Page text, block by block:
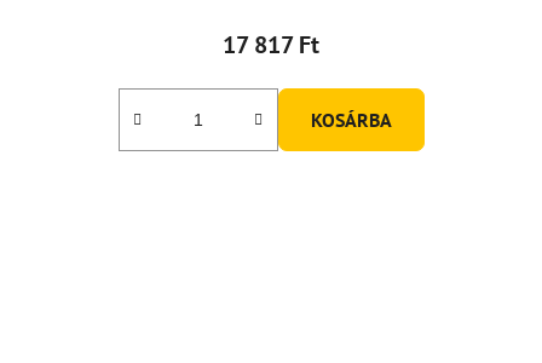
17 817 Ft
KOSÁRBA